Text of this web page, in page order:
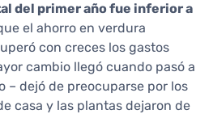
del primer año fue inferior a
el ahorro en verdura
con creces los gastos
cambio llegó cuando pasó a
– dejó de preocuparse por los
casa y las plantas dejaron de